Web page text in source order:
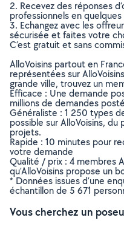
2. Recevez des réponses
professionnels en
3. Echangez avec les
sécurisée et faites votre
C’est gratuit et sans
AlloVoisins partout en
représentées sur
grande ville, trouvez un
Efficace : Une demande
millions de demandes
Généraliste : 1 250 types
possible sur AlloVoisins,
projets.
Rapide : 10 minutes pour
votre demande
Qualité / prix : 4 membres
qu’AlloVoisins propose un
* Données issues d’une
échantillon de 5 671
Vous cherchez un